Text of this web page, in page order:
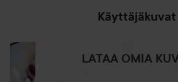
Käyttäjäkuvat
LATAA OMIA